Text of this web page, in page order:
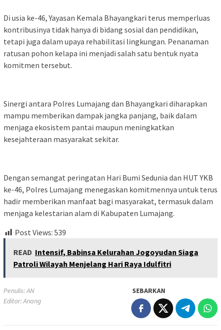
Di usia ke-46, Yayasan Kemala Bhayangkari terus memperluas
kontribusinya tidak hanya di bidang sosial dan pendidikan,
tetapi juga dalam upaya rehabilitasi lingkungan. Penanaman
ratusan pohon kelapa ini menjadi salah satu bentuk nyata
komitmen tersebut.
Sinergi antara Polres Lumajang dan Bhayangkari diharapkan
mampu memberikan dampak jangka panjang, baik dalam
menjaga ekosistem pantai maupun meningkatkan
kesejahteraan masyarakat sekitar.
Dengan semangat peringatan Hari Bumi Sedunia dan HUT YKB
ke-46, Polres Lumajang menegaskan komitmennya untuk terus
hadir memberikan manfaat bagi masyarakat, termasuk dalam
menjaga kelestarian alam di Kabupaten Lumajang.
Post Views: 539
READ Intensif, Babinsa Kelurahan Jogoyudan Siaga
Patroli Wilayah Menjelang Hari Raya Idulfitri
Penulis: AN
Editor: Anang
SEBARKAN